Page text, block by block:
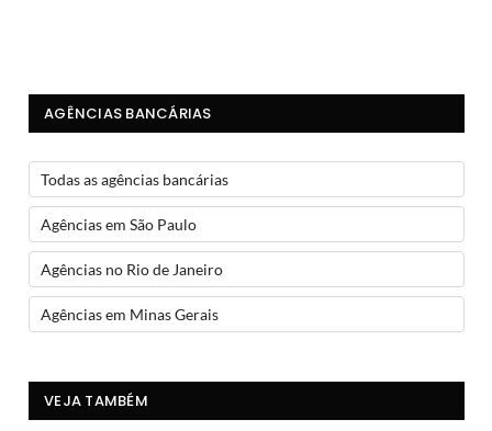
AGÊNCIAS BANCÁRIAS
Todas as agências bancárias
Agências em São Paulo
Agências no Rio de Janeiro
Agências em Minas Gerais
VEJA TAMBÉM